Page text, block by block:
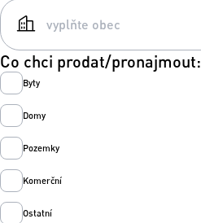
Co chci prodat/pronajmout:
Byty
Domy
Pozemky
Komerční
Ostatní